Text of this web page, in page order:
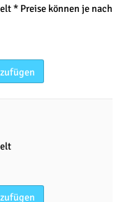
* Preise können je nach